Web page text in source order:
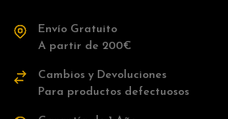
Envío Gratuito
A partir de 200€
Cambios y Devoluciones
Para productos defectuosos